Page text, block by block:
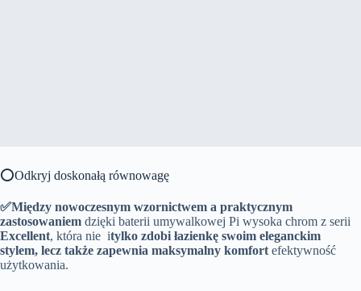
⭕Odkryj doskonałą równowagę
✅Między nowoczesnym wzornictwem a praktycznym
zastosowaniem dzięki baterii umywalkowej Pi wysoka chrom z serii
Excellent, która nie itylko zdobi łazienkę swoim eleganckim
stylem, lecz także zapewnia maksymalny komfort efektywność
użytkowania.